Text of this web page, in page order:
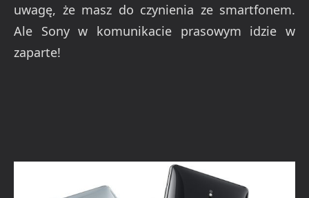
uwagę, że masz do czynienia ze smartfonem.
Ale Sony w komunikacie prasowym idzie w
zaparte!